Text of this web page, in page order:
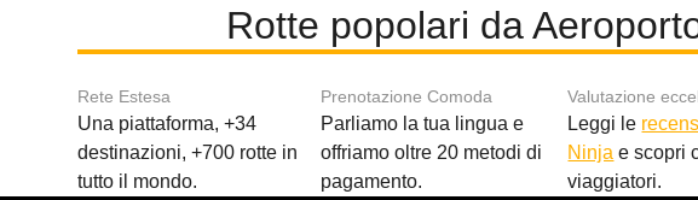
Rotte popolari da
Rete Estesa
Una piattaforma, +34
destinazioni, +700 rotte in
tutto il mondo.
Prenotazione Comoda
Parliamo la tua lingua e
offriamo oltre 20 metodi di
pagamento.
Valutazione
Leggi le
Ninja e scopri
viaggiatori.